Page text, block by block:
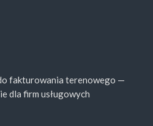
fakturowania terenowego —
dla firm usługowych